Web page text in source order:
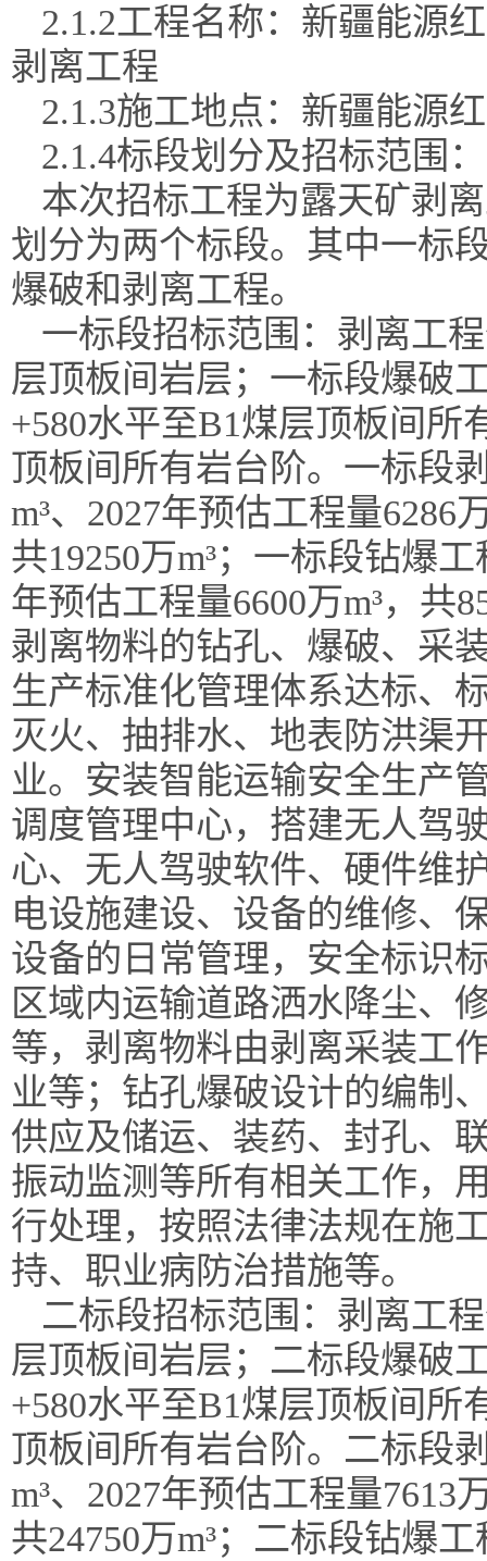
2.1.2工程名称： 新疆能源
剥离工程
2.1.3施工地点： 新疆能源
2.1.4标段划分及招标范围：
本次招标工程为露天矿剥
划分为两个标段。其中一标
爆破和剥离工程。
一标段招标范围： 剥离工程
层顶板间岩层；一标段爆破
+580水平至B1煤层顶板间所
顶板间所有岩台阶。 一标段
m³、2027年预估工程量6286
共19250万m³； 一标段钻爆工
年预估工程量6600万m³，共
剥离物料的钻孔、爆破、采
生产标准化管理体系达标、
灭火、抽排水、地表防洪渠
业。安装智能运输安全生产
调度管理中心，搭建无人驾
心、无人驾驶软件、硬件维
电设施建设、设备的维修、
设备的日常管理，安全标识
区域内运输道路洒水降尘、
等，剥离物料由剥离采装工
业等；钻孔爆破设计的编制
供应及储运、装药、封孔、
振动监测等所有相关工作，
行处理，按照法律法规在施
持、职业病防治措施等。
二标段招标范围： 剥离工程
层顶板间岩层； 二标段爆破
+580水平至B1煤层顶板间所
顶板间所有岩台阶。 二标段
m³、2027年预估工程量7613
共24750万m³； 二标段钻爆工